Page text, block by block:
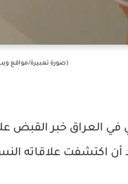
(صورة تعبيرة/مواقع
في العراق خبر
أن اكتشفت علاقاته